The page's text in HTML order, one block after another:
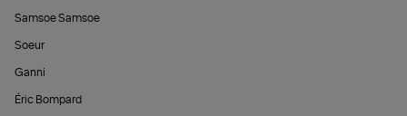
Samsoe Samsoe
Soeur
Ganni
Éric Bompard